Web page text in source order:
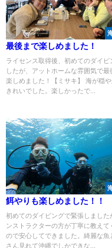
最後まで楽しめました！
ライセンス取得後、初めてのダイビ
したが、アットホームな雰囲気で最
楽しめました！【ミサキ】 海が穏
きれいでした。楽しかったで...
餌やりも楽しめました！！
初めてのダイビングで緊張しました
ンストラクターの方が丁寧に教えて
ので安心してできました。綺麗な魚
さん見れて沖縄でしかできな...